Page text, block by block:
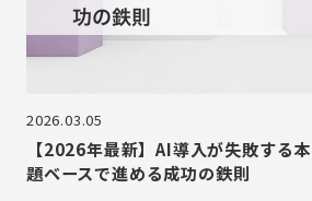
2026.03.05
【2026年最新】AI導入が失敗する
題ベースで進める成功の鉄則